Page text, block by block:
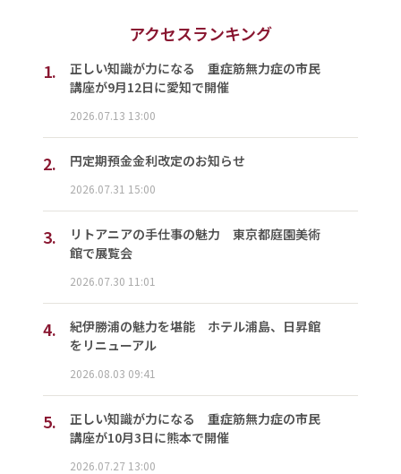
アクセスランキング
1.
正しい知識が力になる 重症筋無力症の市民
講座が9月12日に愛知で開催
2026.07.13 13:00
2. 円定期預金金利改定のお知らせ
2026.07.31 15:00
3.
リトアニアの手仕事の魅力 東京都庭園美術
館で展覧会
2026.07.30 11:01
4.
紀伊勝浦の魅力を堪能 ホテル浦島、日昇館
をリニューアル
2026.08.03 09:41
5.
正しい知識が力になる 重症筋無力症の市民
講座が10月3日に熊本で開催
2026.07.27 13:00